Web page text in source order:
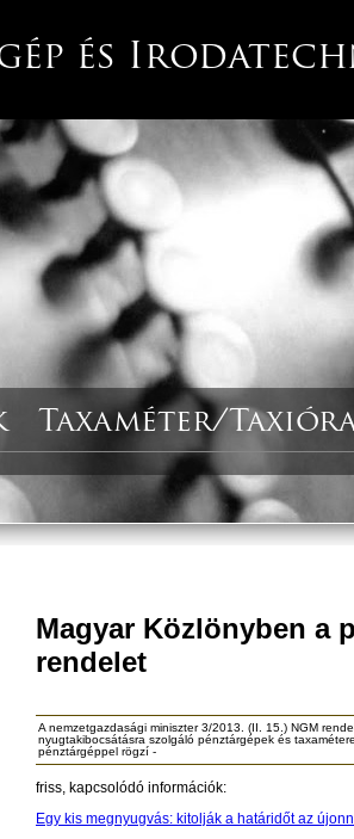
és
Taxaméter/
Magyar Közlönyben a
rendelet
A nemzetgazdasági miniszter 3/2013. (II. 15.) NGM
nyugtakibocsátásra szolgáló pénztárgépek és
pénztárgéppel rögzí -
friss, kapcsolódó információk:
Egy kis megnyugvás: kitolják a határidőt az